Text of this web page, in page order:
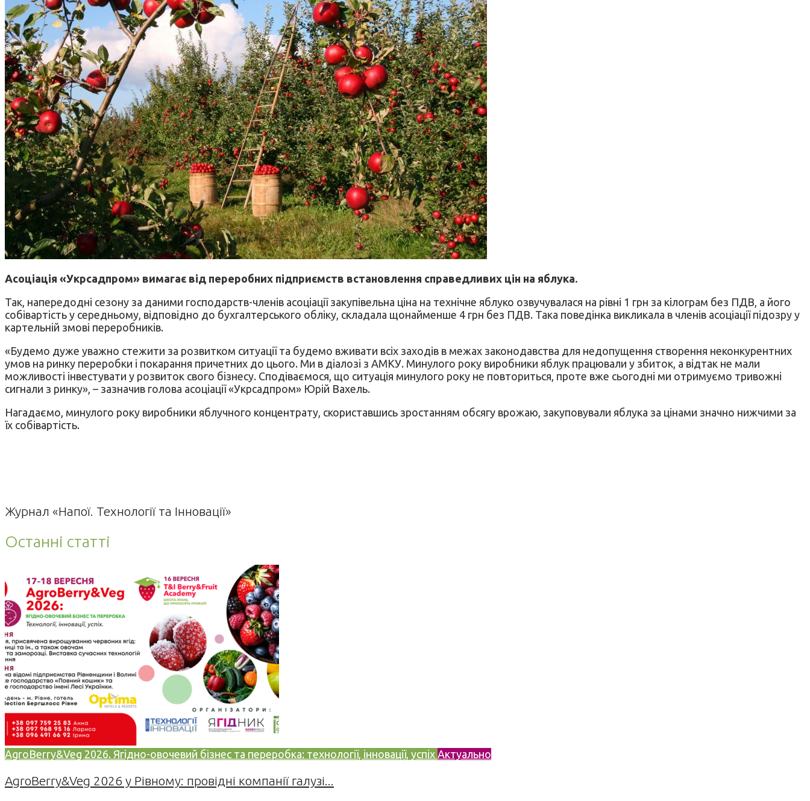
Асоціація «Укрсадпром» вимагає від переробних підприємств встановлення справедливих цін на яблука.
Так, напередодні сезону за даними господарств-членів асоціації закупівельна ціна на технічне яблуко озвучувалася на рівні 1 грн за кілограм без ПДВ, а його
собівартість у середньому, відповідно до бухгалтерського обліку, складала щонайменше 4 грн без ПДВ. Така поведінка викликала в членів асоціації підозру у
картельній змові переробників.
«Будемо дуже уважно стежити за розвитком ситуації та будемо вживати всіх заходів в межах законодавства для недопущення створення неконкурентних
умов на ринку переробки і покарання причетних до цього. Ми в діалозі з АМКУ. Минулого року виробники яблук працювали у збиток, а відтак не мали
можливості інвестувати у розвиток свого бізнесу. Сподіваємося, що ситуація минулого року не повториться, проте вже сьогодні ми отримуємо тривожні
сигнали з ринку», – зазначив голова асоціації «Укрсадпром» Юрій Вахель.
Нагадаємо, минулого року виробники яблучного концентрату, скориставшись зростанням обсягу врожаю, закуповували яблука за цінами значно нижчими за
їх собівартість.
Журнал «Напої. Технології та Інновації»
Останні статті
AgroBerry&Veg 2026. Ягідно-овочевий бізнес та переробка: технології, інновації, успіх Актуально
AgroBerry&Veg 2026 у Рівному: провідні компанії галузі...